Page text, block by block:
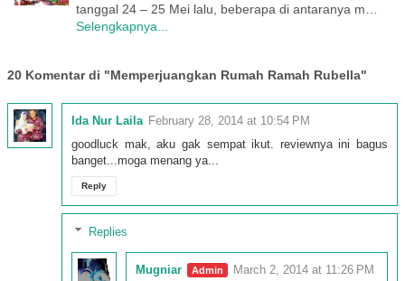
tanggal 24 – 25 Mei lalu, beberapa di antaranya m…
Selengkapnya...
20 Komentar di "Memperjuangkan Rumah Ramah Rubella"
Ida Nur Laila February 28, 2014 at 10:54 PM
goodluck mak, aku gak sempat ikut. reviewnya ini bagus
banget...moga menang ya...
Reply
Replies
Mugniar
March 2, 2014 at 11:26 PM